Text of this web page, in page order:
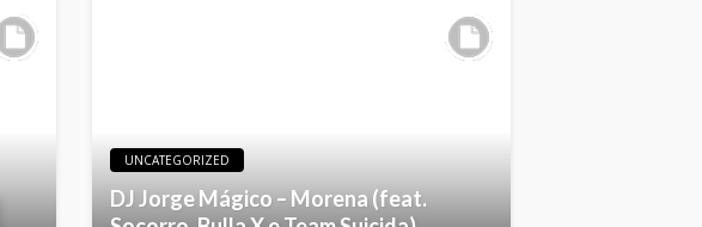
UNCATEGORIZED
DJ Jorge Mágico – Morena (feat.